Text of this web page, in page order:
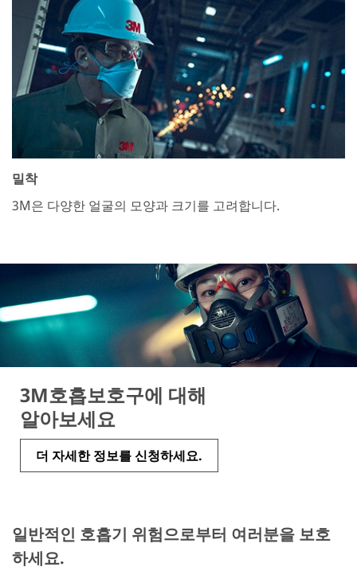
밀착
3M은 다양한 얼굴의 모양과 크기를 고려합니다.
3M호흡보호구에 대해
알아보세요
더 자세한 정보를 신청하세요.
일반적인 호흡기 위험으로부터 여러분을 보호
하세요.